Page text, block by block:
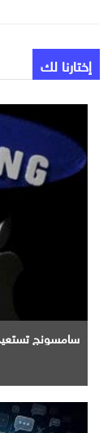
إختارنا لك
سامسونج